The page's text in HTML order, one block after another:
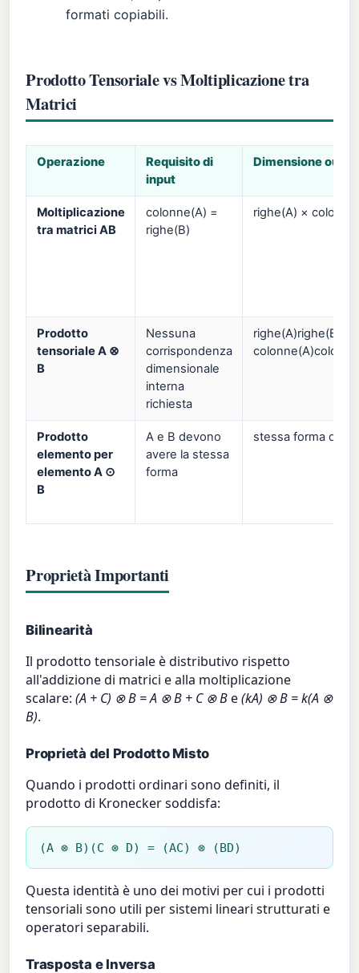
formati copiabili.
Prodotto Tensoriale vs Moltiplicazione tra
Matrici
Operazione
Requisito di
input
Dimensione
Moltiplicazione
tra matrici AB
colonne(A) =
righe(B)
righe(A) ×
Prodotto
tensoriale A ⊗
B
Nessuna
corrispondenza
dimensionale
interna
richiesta
righe(A)righe(B) ×
Prodotto
elemento per
elemento A ⊙
B
A e B devono
avere la stessa
forma
stessa forma di A
Proprietà Importanti
Bilinearità
Il prodotto tensoriale è distributivo rispetto
all'addizione di matrici e alla moltiplicazione
scalare:(A + C) ⊗ B = A ⊗ B + C ⊗ Be(kA) ⊗ B = k(A ⊗
B).
Proprietà del Prodotto Misto
Quando i prodotti ordinari sono definiti, il
prodotto di Kronecker soddisfa:
(A ⊗ B)(C ⊗ D) = (AC) ⊗ (BD)
Questa identità è uno dei motivi per cui i prodotti
tensoriali sono utili per sistemi lineari strutturati e
operatori separabili.
Trasposta e Inversa